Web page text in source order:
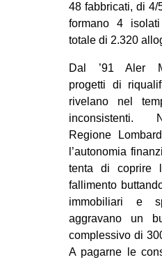
48 fabbricati, di 4/
formano 4
totale di 2.320
Dal ’91 Aler
progetti di
rivelano nel
inconsistenti.
Regione
l’autonomia
tenta di coprire
fallimento
immobiliari e
aggravano un
complessivo di
A pagarne le